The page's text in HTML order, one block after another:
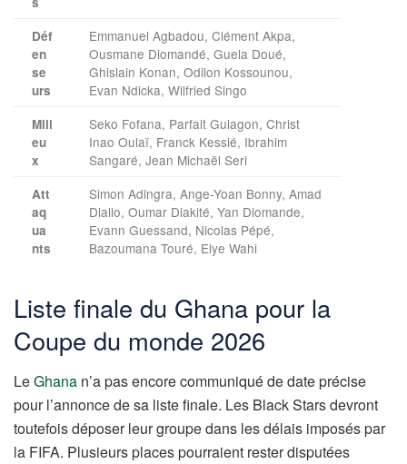
Déf
en
se
urs
Emmanuel Agbadou, Clément Akpa,
Ousmane Diomandé, Guela Doué,
Ghislain Konan, Odilon Kossounou,
Evan Ndicka, Wilfried Singo
Mili
eu
x
Seko Fofana, Parfait Guiagon, Christ
Inao Oulaï, Franck Kessié, Ibrahim
Sangaré, Jean Michaël Seri
Att
aq
ua
nts
Simon Adingra, Ange-Yoan Bonny, Amad
Diallo, Oumar Diakité, Yan Diomande,
Evann Guessand, Nicolas Pépé,
Bazoumana Touré, Elye Wahi
Liste finale du Ghana pour la
Coupe du monde 2026
LeGhana n’a pas encore communiqué de date précise
pour l’annonce de sa liste finale. Les Black Stars devront
toutefois déposer leur groupe dans les délais imposés par
la FIFA. Plusieurs places pourraient rester disputées